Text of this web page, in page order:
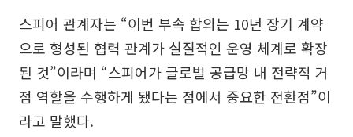
스피어 관계자는 “이번 부속 합의는 10년 장기 계약
으로 형성된 협력 관계가 실질적인 운영 체계로 확장
된 것”이라며 “스피어가 글로벌 공급망 내 전략적 거
점 역할을 수행하게 됐다는 점에서 중요한 전환점”이
라고 말했다.